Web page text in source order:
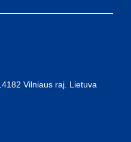
Vilniaus raj. Lietuva